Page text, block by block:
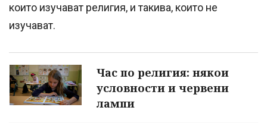
които изучават религия, и такива, които не
изучават.
Час по религия: някои
условности и червени
лампи